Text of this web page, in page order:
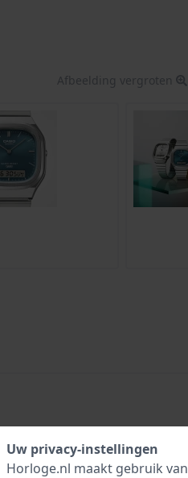
Afbeelding vergroten
Uw privacy-instellingen
Horloge.nl maakt gebruik van